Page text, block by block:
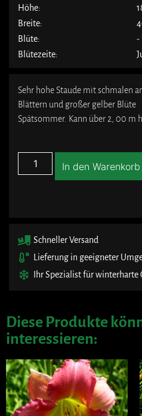
Höhe:
Breite:
Blüte:
-
Blütezeite:
Sehr hohe Staude mit schmalen
Blättern und großer gelber Blüte
Spätsommer. Kann über 2, 00 m
In den Warenkorb
Schneller Versand
Lieferung in geeigneter
Ihr Spezialist für winterharte
Diese Produkte
interessieren: